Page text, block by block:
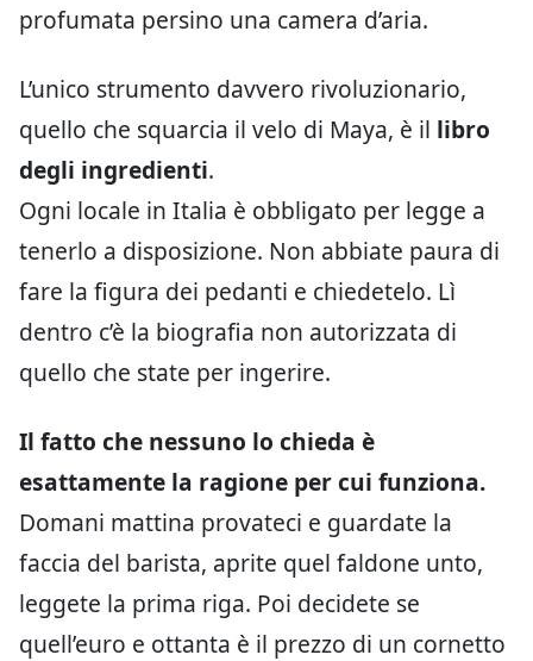
profumata persino una camera d’aria.
L’unico strumento davvero rivoluzionario,
quello che squarcia il velo di Maya, è il libro
degli ingredienti.
Ogni locale in Italia è obbligato per legge a
tenerlo a disposizione. Non abbiate paura di
fare la figura dei pedanti e chiedetelo. Lì
dentro c’è la biografia non autorizzata di
quello che state per ingerire.
Il fatto che nessuno lo chieda è
esattamente la ragione per cui funziona.
Domani mattina provateci e guardate la
faccia del barista, aprite quel faldone unto,
leggete la prima riga. Poi decidete se
quell’euro e ottanta è il prezzo di un cornetto